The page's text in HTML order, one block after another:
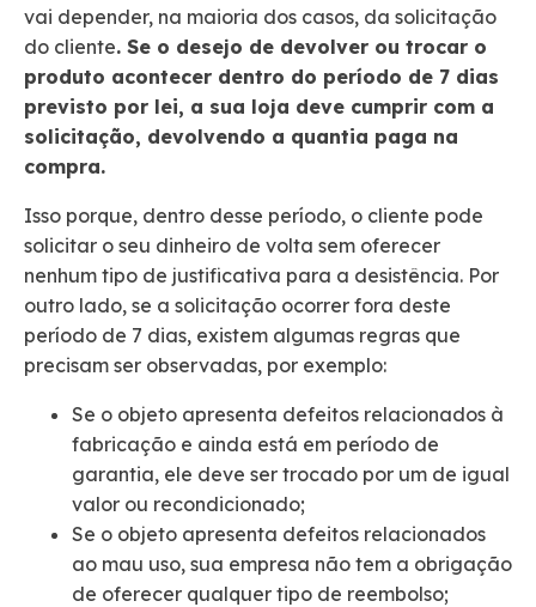
vai depender, na maioria dos casos, da solicitação
do cliente. Se o desejo de devolver ou trocar o
produto acontecer dentro do período de 7 dias
previsto por lei, a sua loja deve cumprir com a
solicitação, devolvendo a quantia paga na
compra.
Isso porque, dentro desse período, o cliente pode
solicitar o seu dinheiro de volta sem oferecer
nenhum tipo de justificativa para a desistência. Por
outro lado, se a solicitação ocorrer fora deste
período de 7 dias, existem algumas regras que
precisam ser observadas, por exemplo:
Se o objeto apresenta defeitos relacionados à
fabricação e ainda está em período de
garantia, ele deve ser trocado por um de igual
valor ou recondicionado;
Se o objeto apresenta defeitos relacionados
ao mau uso, sua empresa não tem a obrigação
de oferecer qualquer tipo de reembolso;